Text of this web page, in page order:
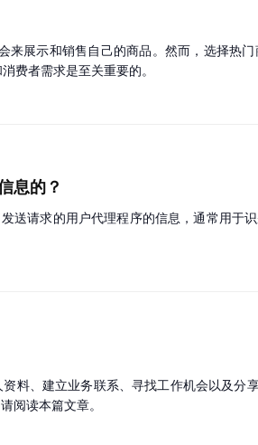
来展示和销售自己的商品。然而，选择热
费者需求是至关重要的。
息的？
送请求的用户代理程序的信息，通常用于
料、建立业务联系、寻找工作机会以及分
阅读本篇文章。